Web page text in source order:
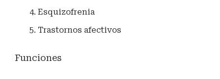
Esquizofrenia
Trastornos afectivos
Funciones